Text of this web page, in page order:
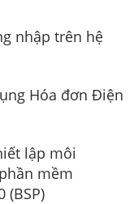
nhập trên hệ
Hóa đơn Điện
lập môi
mềm
(BSP)